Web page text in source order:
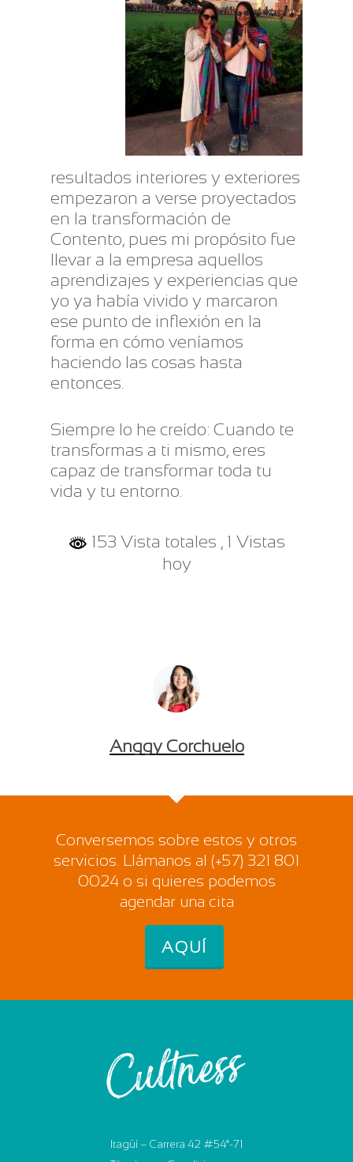
resultados interiores y exteriores
empezaron a verse proyectados
en la transformación de
Contento, pues mi propósito fue
llevar a la empresa aquellos
aprendizajes y experiencias que
yo ya había vivido y marcaron
ese punto de inflexión en la
forma en cómo veníamos
haciendo las cosas hasta
entonces.
Siempre lo he creído: Cuando te
transformas a ti mismo, eres
capaz de transformar toda tu
vida y tu entorno.
153 Vista totales , 1 Vistas
hoy
Anggy Corchuelo
Conversemos sobre estos y otros
servicios. Llámanos al (+57) 321 801
0024 o si quieres podemos
agendar una cita
AQUÍ
Itagüí – Carrera 42 #54ª-71